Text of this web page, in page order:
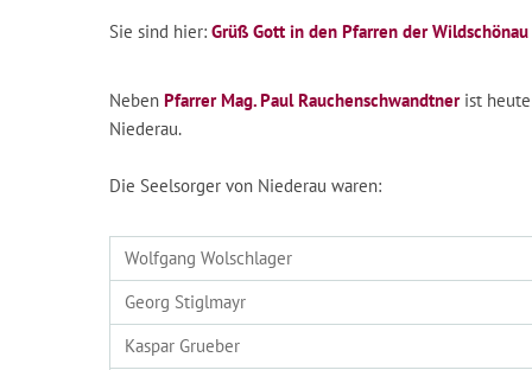
Sie sind hier: Grüß Gott in den Pfarren der Wildschönau
Neben Pfarrer Mag. Paul Rauchenschwandtnerist heute
Niederau.
Die Seelsorger von Niederau waren:
Wolfgang Wolschlager
Georg Stiglmayr
Kaspar Grueber